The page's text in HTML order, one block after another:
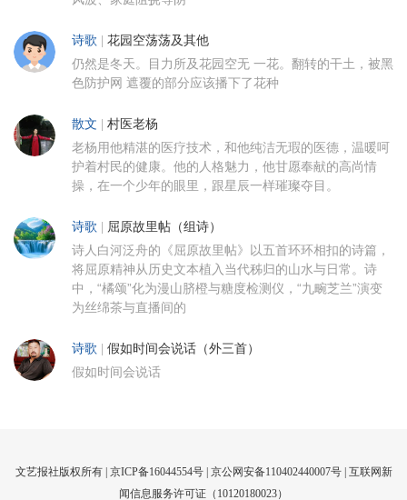
诗歌 | 花园空荡荡及其他
仍然是冬天。目力所及花园空无 一花。翻转的干土，被黑
色防护网 遮覆的部分应该播下了花种
散文 | 村医老杨
老杨用他精湛的医疗技术，和他纯洁无瑕的医德，温暖呵
护着村民的健康。他的人格魅力，他甘愿奉献的高尚情
操，在一个少年的眼里，跟星辰一样璀璨夺目。
诗歌 | 屈原故里帖（组诗）
诗人白河泛舟的《屈原故里帖》以五首环环相扣的诗篇，
将屈原精神从历史文本植入当代秭归的山水与日常。诗
中，“橘颂”化为漫山脐橙与糖度检测仪，“九畹芝兰”演变
为丝绵茶与直播间的
诗歌 | 假如时间会说话（外三首）
假如时间会说话
文艺报社版权所有 | 京ICP备16044554号| 京公网安备110402440007号 | 互联网新
闻信息服务许可证（10120180023）